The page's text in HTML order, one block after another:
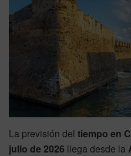
La previsión del tiempo en
julio de 2026 llega desde la